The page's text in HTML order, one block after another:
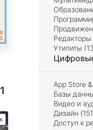
Редакторы
Утилиты
App Store
Базы
Видео и
Дизайн
Доступ к